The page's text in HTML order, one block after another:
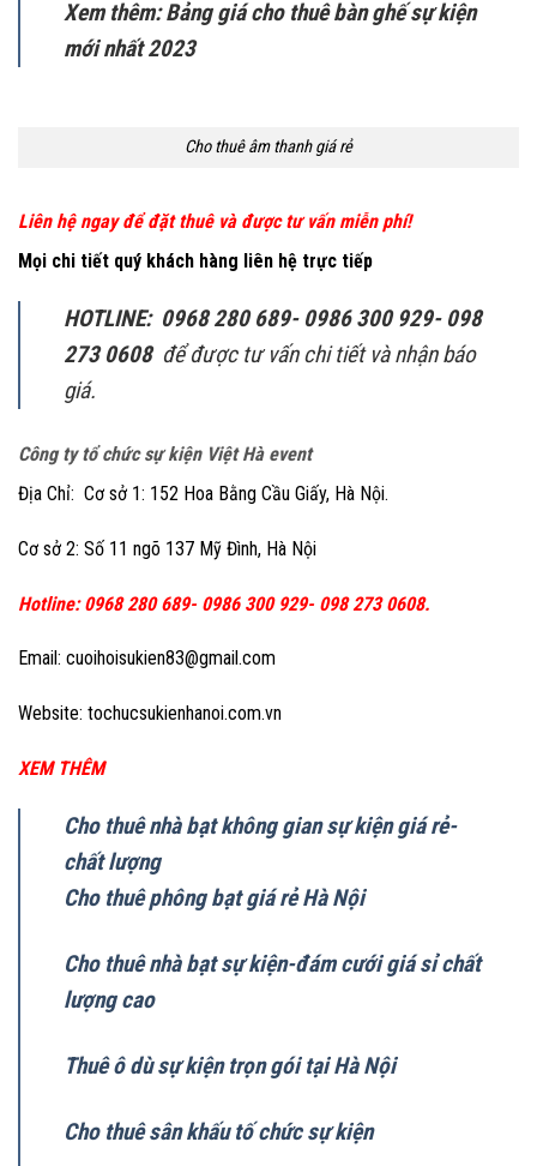
Xem thêm: Bảng giá cho thuê bàn ghế sự kiện
mới nhất 2023
Cho thuê âm thanh giá rẻ
Liên hệ ngay để đặt thuê và được tư vấn miễn phí!
Mọi chi tiết quý khách hàng liên hệ trực tiếp
HOTLINE: 0968 280 689- 0986 300 929- 098
273 0608 để được tư vấn chi tiết và nhận báo
giá.
Công ty tổ chức sự kiện Việt Hà event
Địa Chỉ: Cơ sở 1: 152 Hoa Bằng Cầu Giấy, Hà Nội.
Cơ sở 2: Số 11 ngõ 137 Mỹ Đình, Hà Nội
Hotline: 0968 280 689- 0986 300 929- 098 273 0608.
Email: cuoihoisukien83@gmail.com
Website: tochucsukienhanoi.com.vn
XEM THÊM
Cho thuê nhà bạt không gian sự kiện giá rẻ-
chất lượng
Cho thuê phông bạt giá rẻ Hà Nội
Cho thuê nhà bạt sự kiện-đám cưới giá sỉ chất
lượng cao
Thuê ô dù sự kiện trọn gói tại Hà Nội
Cho thuê sân khấu tố chức sự kiện